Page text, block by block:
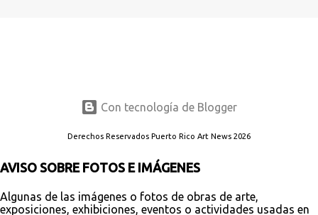
Con tecnología de Blogger
Derechos Reservados Puerto Rico Art News 2026
AVISO SOBRE FOTOS E IMÁGENES
Algunas de las imágenes o fotos de obras de arte,
exposiciones, exhibiciones, eventos o actividades usadas en